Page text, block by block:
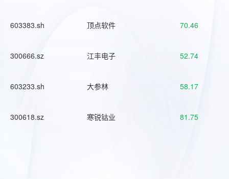
603383.sh 顶点软件 70.46
300666.sz 江丰电子 52.74
603233.sh 大参林 58.17
300618.sz 寒锐钴业 81.75